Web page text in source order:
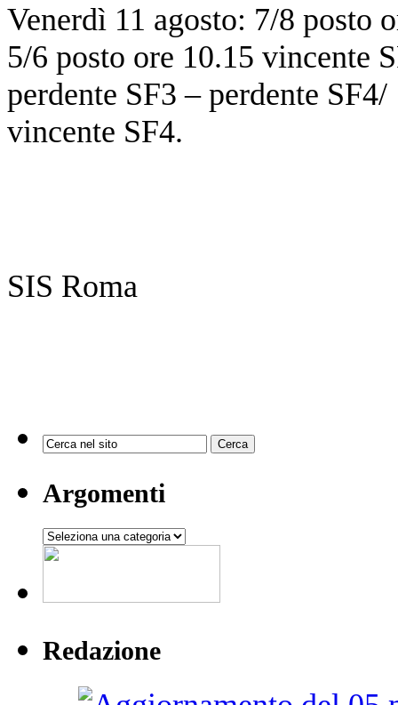
Venerdì 11 agosto: 7/8 posto
5/6 posto ore 10.15 vincente
perdente SF3 – perdente
vincente SF4.
SIS Roma
Argomenti
Argomenti
Redazione